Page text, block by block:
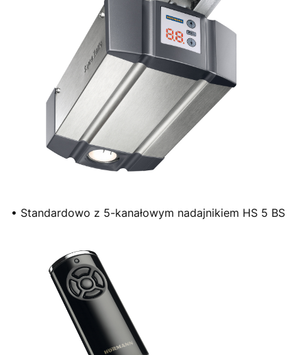
• Standardowo z 5-kanałowym nadajnikiem HS 5 BS